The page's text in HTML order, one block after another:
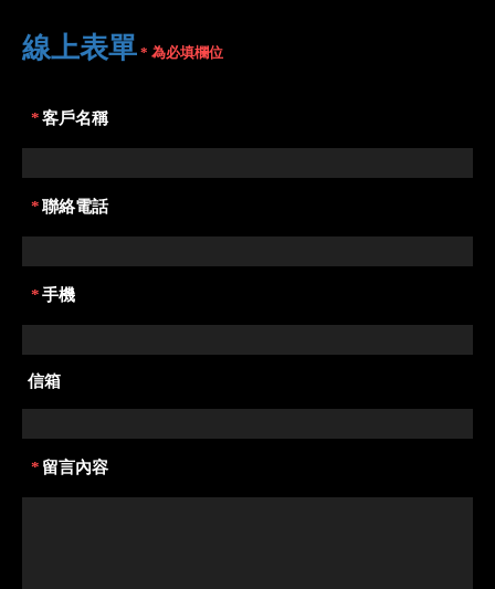
線上表單 * 為必填欄位
*客戶名稱
*聯絡電話
*手機
信箱
* 留言內容